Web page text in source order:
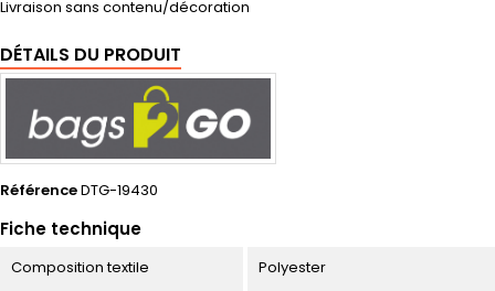
Livraison sans contenu/décoration
DÉTAILS DU PRODUIT
RéférenceDTG-19430
Fiche technique
Composition textile Polyester